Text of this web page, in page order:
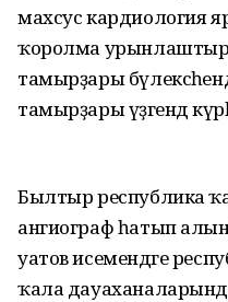
махсус кардиология
ҡоролма
тамырҙары
тамырҙары үҙәгендә
Былтыр республика
ангиограф һатып
уатов исемендәге
ҡала